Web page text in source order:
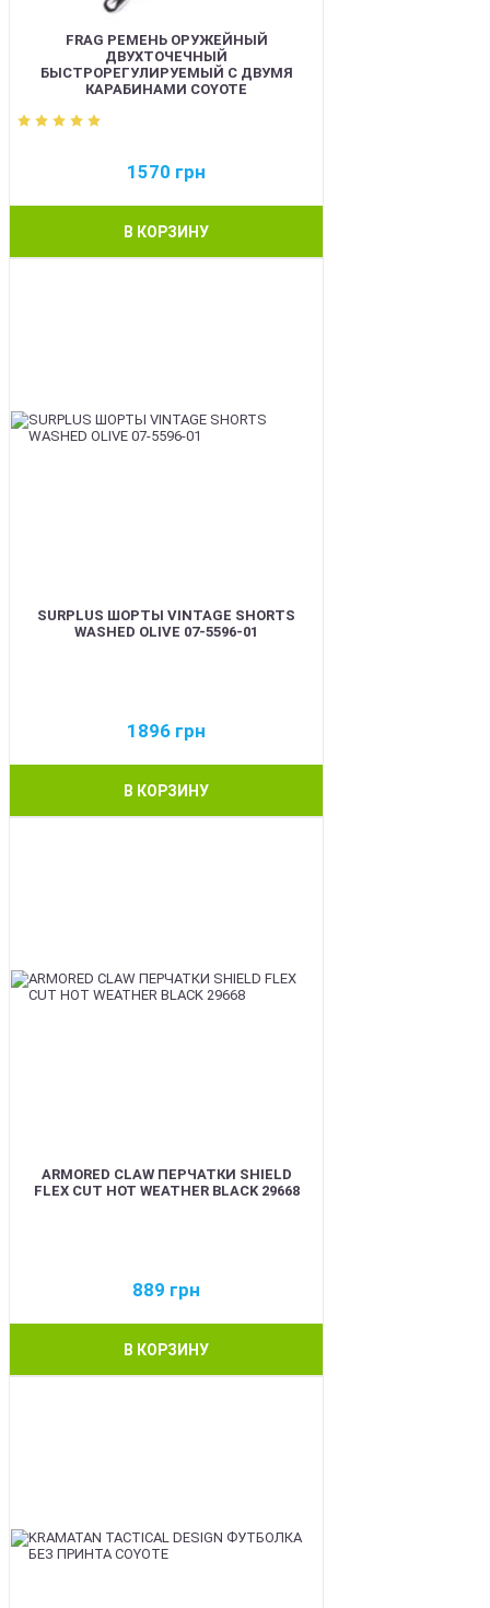
FRAG РЕМЕНЬ ОРУЖЕЙНЫЙ
ДВУХТОЧЕЧНЫЙ
БЫСТРОРЕГУЛИРУЕМЫЙ С ДВУМЯ
КАРАБИНАМИ COYOTE
1570 грн
В КОРЗИНУ
SURPLUS ШОРТЫ VINTAGE SHORTS
WASHED OLIVE 07-5596-01
1896 грн
В КОРЗИНУ
ARMORED CLAW ПЕРЧАТКИ SHIELD
FLEX CUT HOT WEATHER BLACK 29668
889 грн
В КОРЗИНУ